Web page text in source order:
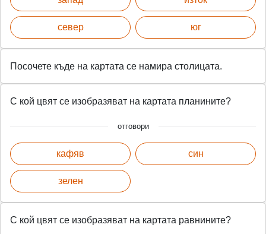
север юг
Посочете къде на картата се намира столицата.
С кой цвят се изобразяват на картата планините?
отговори
кафяв
зелен
син
С кой цвят се изобразяват на картата равнините?